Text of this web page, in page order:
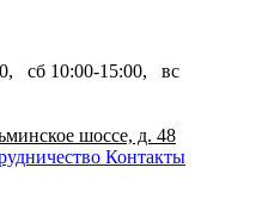
сб 10:00-15:00, вс
шоссе, д. 48
Контакты